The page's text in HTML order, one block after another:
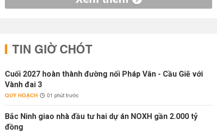
TIN GIỜ CHÓT
Cuối 2027 hoàn thành đường nối Pháp Vân - Cầu Giẽ với
Vành đai 3
QUY HOẠCH 01 phút trước
Bắc Ninh giao nhà đầu tư hai dự án NOXH gần 2.000 tỷ
đồng